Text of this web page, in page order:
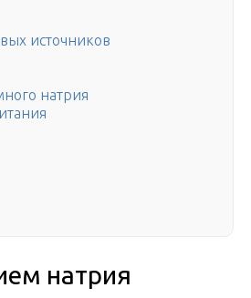
источников
натрия
натрия